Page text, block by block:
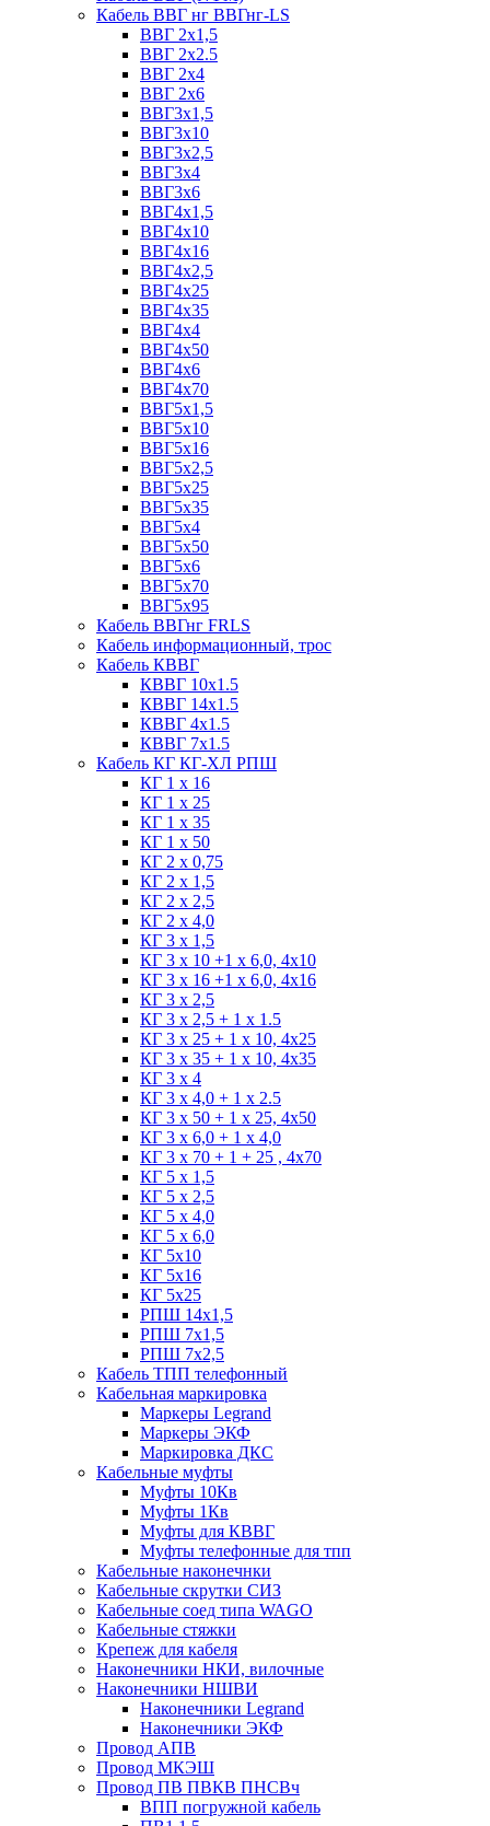
Кабель ВВГ нг ВВГнг-LS
ВВГ 2х1,5
ВВГ 2х2.5
ВВГ 2х4
ВВГ 2х6
ВВГ3х1,5
ВВГ3х10
ВВГ3х2,5
ВВГ3х4
ВВГ3х6
ВВГ4х1,5
ВВГ4х10
ВВГ4х16
ВВГ4х2,5
ВВГ4х25
ВВГ4х35
ВВГ4х4
ВВГ4х50
ВВГ4х6
ВВГ4х70
ВВГ5х1,5
ВВГ5х10
ВВГ5х16
ВВГ5х2,5
ВВГ5х25
ВВГ5х35
ВВГ5х4
ВВГ5х50
ВВГ5х6
ВВГ5х70
ВВГ5х95
Кабель ВВГнг FRLS
Кабель информационный, трос
Кабель КВВГ
КВВГ 10х1.5
КВВГ 14х1.5
КВВГ 4х1.5
КВВГ 7х1.5
Кабель КГ КГ-ХЛ РПШ
КГ 1 х 16
КГ 1 х 25
КГ 1 х 35
КГ 1 х 50
КГ 2 х 0,75
КГ 2 х 1,5
КГ 2 х 2,5
КГ 2 х 4,0
КГ 3 х 1,5
КГ 3 х 10 +1 x 6,0, 4х10
КГ 3 х 16 +1 x 6,0, 4х16
КГ 3 х 2,5
КГ 3 х 2,5 + 1 x 1.5
КГ 3 х 25 + 1 х 10, 4х25
КГ 3 х 35 + 1 x 10, 4х35
КГ 3 х 4
КГ 3 х 4,0 + 1 x 2.5
КГ 3 х 50 + 1 x 25, 4х50
КГ 3 х 6,0 + 1 x 4,0
КГ 3 х 70 + 1 + 25 , 4х70
КГ 5 х 1,5
КГ 5 х 2,5
КГ 5 х 4,0
КГ 5 х 6,0
КГ 5х10
КГ 5х16
КГ 5х25
РПШ 14х1,5
РПШ 7х1,5
РПШ 7х2,5
Кабель ТПП телефонный
Кабельная маркировка
Маркеры Legrand
Маркеры ЭКФ
Маркировка ДКС
Кабельные муфты
Муфты 10Кв
Муфты 1Кв
Муфты для КВВГ
Муфты телефонные для тпп
Кабельные наконечнки
Кабельные скрутки СИЗ
Кабельные соед типа WAGO
Кабельные стяжки
Крепеж для кабеля
Наконечники НКИ, вилочные
Наконечники НШВИ
Наконечники Legrand
Наконечники ЭКФ
Провод АПВ
Провод МКЭШ
Провод ПВ ПВКВ ПНСВч
ВПП погружной кабель